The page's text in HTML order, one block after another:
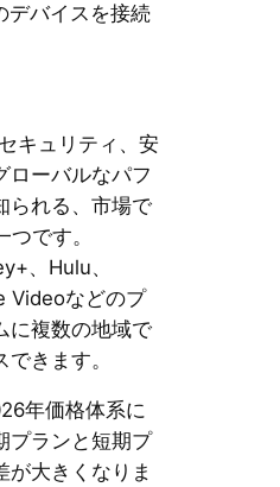
デバイスを接続
キュリティ、安
ローバルなパフ
られる、市場で
つです。
、Hulu、
Videoなどのプ
に複数の地域で
きます。
年価格体系に
プランと短期プ
が大きくなりま